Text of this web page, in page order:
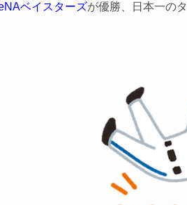
ベイスターズが優勝、日本一の